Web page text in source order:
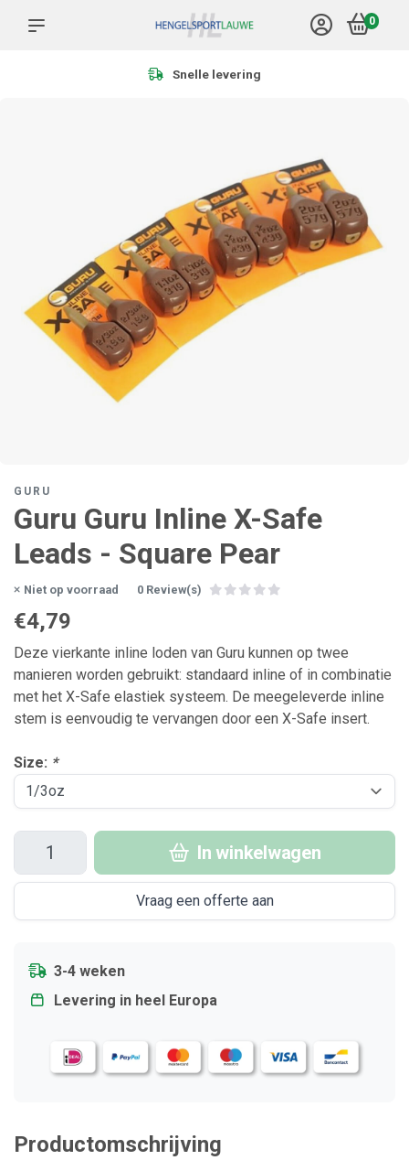
0
Meer dan 1.000 producten
GURU
Guru Guru Inline X-Safe
Leads - Square Pear
Niet op voorraad 0 Review(s)
€4,79
Deze vierkante inline loden van Guru kunnen op twee
manieren worden gebruikt: standaard inline of in combinatie
met het X-Safe elastiek systeem. De meegeleverde inline
stem is eenvoudig te vervangen door een X-Safe insert.
Size: *
In winkelwagen
Vraag een offerte aan
3-4 weken
Levering in heel Europa
Productomschrijving